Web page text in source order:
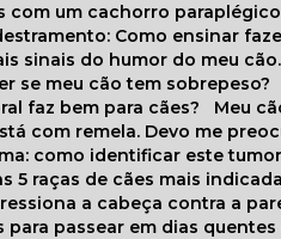
com um cachorro
Como ensinar
sinais do humor do meu cão.
se meu cão tem sobrepeso?
faz bem para cães?
Meu
com remela. Devo me
como identificar este
5 raças de cães mais
a cabeça contra a
para passear em dias